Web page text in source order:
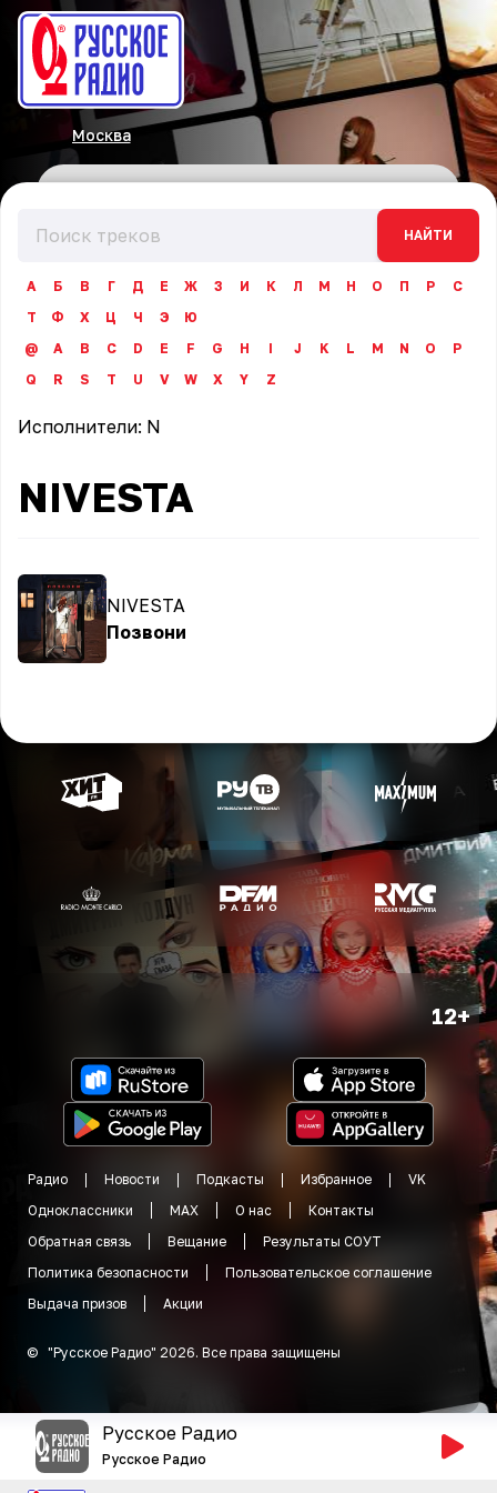
Москва
НАЙТИ
А Б В Г Д Е Ж З И К Л М Н О П Р
С
Т
Ф Х Ц Ч Э
Ю
@
A B C D E F G H I J K L M N O
P
Q
R S T U V W X Y Z
Исполнители: N
NIVESTA
NIVESTA
Позвони
12+
Радио Новости Подкасты Избранное
VK
Одноклассники
MAX О нас
Контакты
Обратная связь
Вещание
Результаты СОУТ
Политика безопасности
Пользовательское соглашение
Выдача призов
Акции
© "Русское Радио" 2026. Все права защищены
Русское Радио
Русское Радио